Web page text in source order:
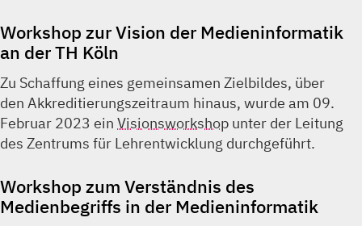
Workshop zur Vision der Medieninformatik
an der TH Köln
Zu Schaffung eines gemeinsamen Zielbildes, über
den Akkreditierungszeitraum hinaus, wurde am 09.
Februar 2023 ein Visionsworkshop unter der Leitung
des Zentrums für Lehrentwicklung durchgeführt.
Workshop zum Verständnis des
Medienbegriffs in der Medieninformatik